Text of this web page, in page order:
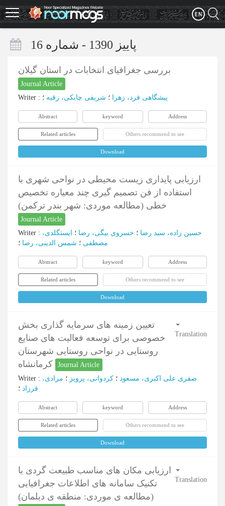
Skip
to
main
پاییز 1390 - شماره 16
بررسی جغرافیای انتخابات در استان گیلان
Journal Article
Writer : پیشگاهی فرد، زهرا ؛ شریفی چابکی، رقیه ؛
Abstract keyword Address
Related articles Others recommend to see
Download
ارزیابی پایداری زیست محیطی در نواحی شهری با
استفاده از فن تصمیم گیری چند معیاره تخصیص
خطی (مطالعه موردی: شهر بندر ترکمن)
Journal Article
Writer : حسین زاده، سید رضا ؛ خسروی بیگی، رضا ؛
ایستگلدی،
مصطفی ؛ شمس الدینی، رضا ؛
Abstract keyword Address
Related articles Others recommend to see
Download
تعیین زمینه های سرمایه گذاری بخش
خصوصی برای توسعه فعالیت های صنایع
روستایی در نواحی روستایی شهرستان
Journal Article
Translation
Writer : صفری علی اکبری، مسعود ؛ کردوانی، پرویز ؛ مرادی،
فرزاد ؛
Abstract keyword Address
Related articles Others recommend to see
Download
ارزیابی مکان های مناسب طبیعت گردی با
تکنیک سامانه های اطلاعات جغرافیایی
(مطالعه ی موردی: منطقه ی دیلمان)
Translation